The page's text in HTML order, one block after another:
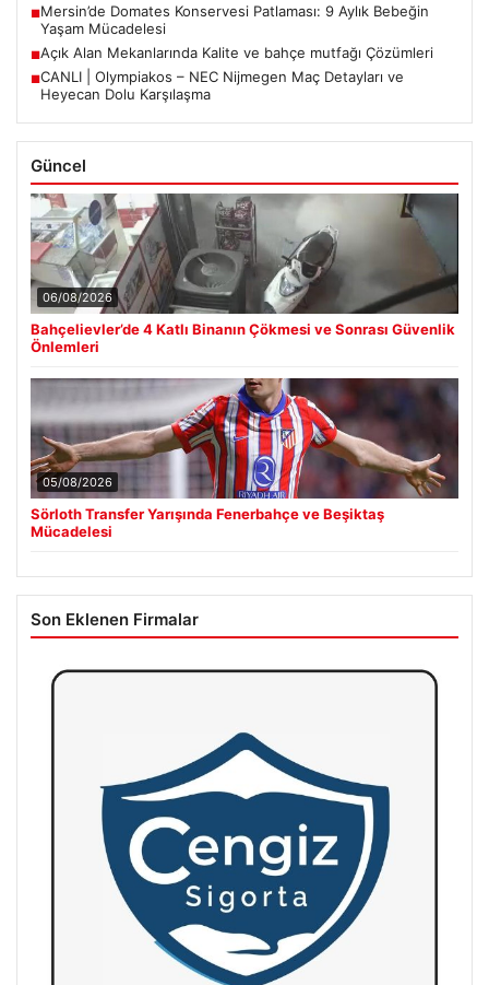
■Mersin’de Domates Konservesi Patlaması: 9 Aylık Bebeğin
Yaşam Mücadelesi
■Açık Alan Mekanlarında Kalite ve bahçe mutfağı Çözümleri
■CANLI | Olympiakos – NEC Nijmegen Maç Detayları ve
Heyecan Dolu Karşılaşma
Güncel
06/08/2026
Bahçelievler’de 4 Katlı Binanın Çökmesi ve Sonrası Güvenlik
Önlemleri
05/08/2026
Sörloth Transfer Yarışında Fenerbahçe ve Beşiktaş
Mücadelesi
Son Eklenen Firmalar